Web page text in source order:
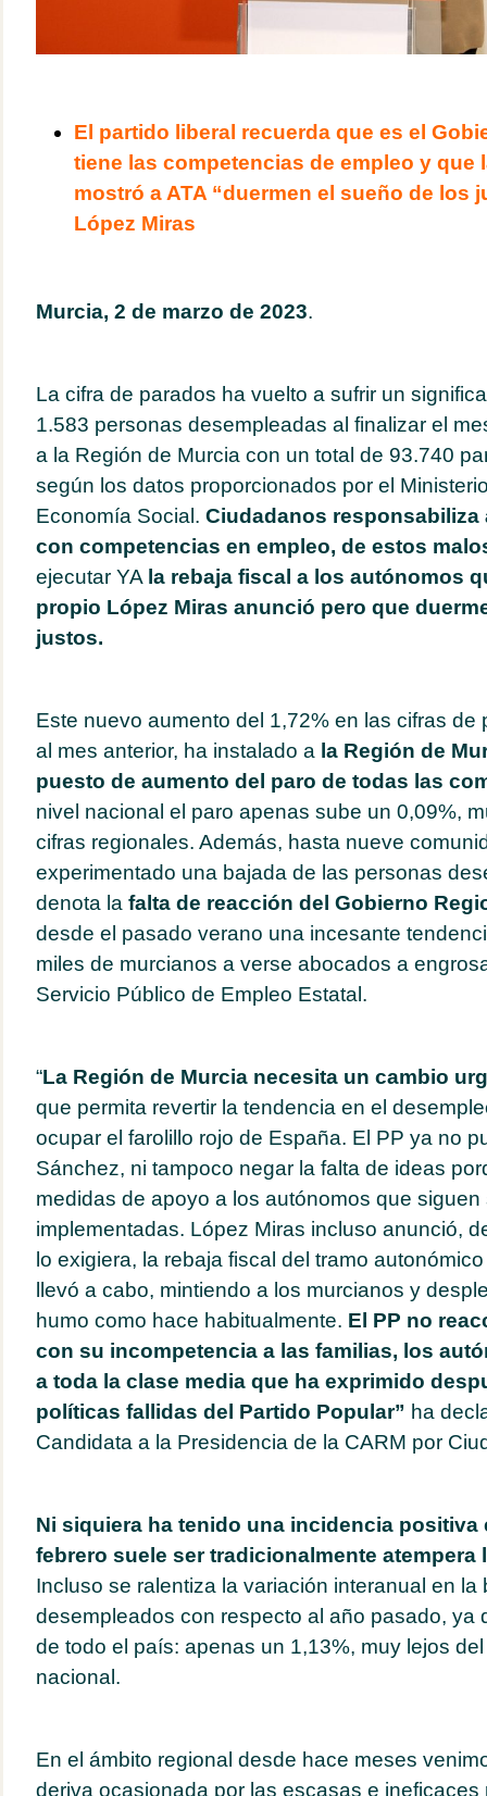
El partido liberal recuerda que es el
tiene las competencias de empleo y que
mostró a ATA “duermen el sueño de los
López Miras
Murcia, 2 de marzo de 2023.
La cifra de parados ha vuelto a sufrir un
1.583 personas desempleadas al finalizar el
a la Región de Murcia con un total de 93.740
según los datos proporcionados por el
Economía Social. Ciudadanos responsabiliza
con competencias en empleo, de estos
ejecutar YA la rebaja fiscal a los autónomos
propio López Miras anunció pero que
justos.
Este nuevo aumento del 1,72% en las cifras de
al mes anterior, ha instalado a la Región de
puesto de aumento del paro de todas las
nivel nacional el paro apenas sube un 0,09%,
cifras regionales. Además, hasta nueve
experimentado una bajada de las personas
denota la falta de reacción del Gobierno
desde el pasado verano una incesante
miles de murcianos a verse abocados a
Servicio Público de Empleo Estatal.
“La Región de Murcia necesita un cambio
que permita revertir la tendencia en el
ocupar el farolillo rojo de España. El PP ya no
Sánchez, ni tampoco negar la falta de ideas
medidas de apoyo a los autónomos que siguen
implementadas. López Miras incluso anunció,
lo exigiera, la rebaja fiscal del tramo
llevó a cabo, mintiendo a los murcianos y
humo como hace habitualmente. El PP no
con su incompetencia a las familias, los
a toda la clase media que ha exprimido
políticas fallidas del Partido Popular” ha
Candidata a la Presidencia de la CARM por
Ni siquiera ha tenido una incidencia positiva
febrero suele ser tradicionalmente atempera
Incluso se ralentiza la variación interanual en la
desempleados con respecto al año pasado, ya
de todo el país: apenas un 1,13%, muy lejos
nacional.
En el ámbito regional desde hace meses
deriva ocasionada por las escasas e ineficaces